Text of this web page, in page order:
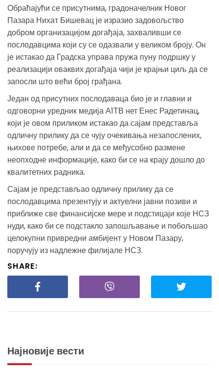
Обраћајући се присутнима, градоначелник Новог
Пазара Нихат Бишевац је изразио задовољство
добром организацијом догађаја, захваливши се
послодавцима који су се одазвали у великом броју. Он
је истакао да Градска управа пружа пуну подршку у
реализацији оваквих догађаја чији је крајњи циљ да се
запосли што већи број грађана.
Један од присутних послодаваца био је и главни и
одговорни уредник медија А1ТВ нет Енес Радетинац,
који је овом приликом истакао да сајам представља
одличну прилику да се чују очекивања незапослених,
њихове потребе, али и да се међусобно размене
неопходне информације, како би се на крају дошло до
квалитетних радника.
Сајам је представљао одличну прилику да се
послодавцима презентују и актуелни јавни позиви и
приближе све финансијске мере и подстицаји које НСЗ
нуди, како би се подстакло запошљавање и побољшао
целокупни привредни амбијент у Новом Пазару,
поручују из надлежне филијале НСЗ.
SHARE:
Најновије вести